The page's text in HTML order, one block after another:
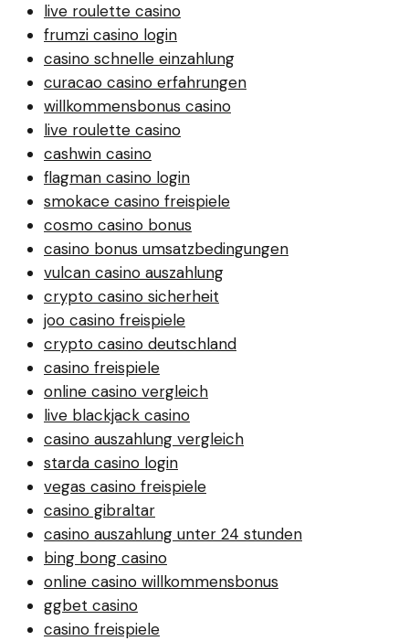
live roulette casino
frumzi casino login
casino schnelle einzahlung
curacao casino erfahrungen
willkommensbonus casino
live roulette casino
cashwin casino
flagman casino login
smokace casino freispiele
cosmo casino bonus
casino bonus umsatzbedingungen
vulcan casino auszahlung
crypto casino sicherheit
joo casino freispiele
crypto casino deutschland
casino freispiele
online casino vergleich
live blackjack casino
casino auszahlung vergleich
starda casino login
vegas casino freispiele
casino gibraltar
casino auszahlung unter 24 stunden
bing bong casino
online casino willkommensbonus
ggbet casino
casino freispiele